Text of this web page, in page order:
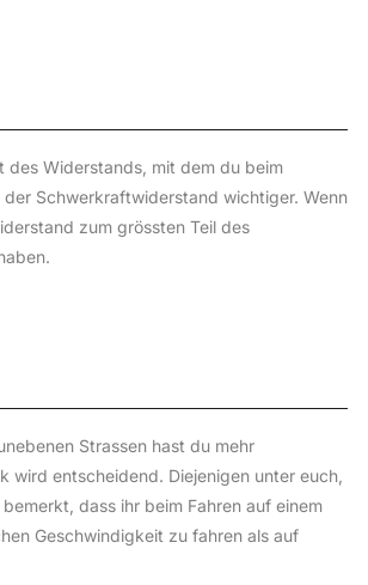
des Widerstands, mit dem du beim
Schwerkraftwiderstand wichtiger. Wenn
zum grössten Teil des
Strassen hast du mehr
wird entscheidend. Diejenigen unter euch,
dass ihr beim Fahren auf einem
Geschwindigkeit zu fahren als auf